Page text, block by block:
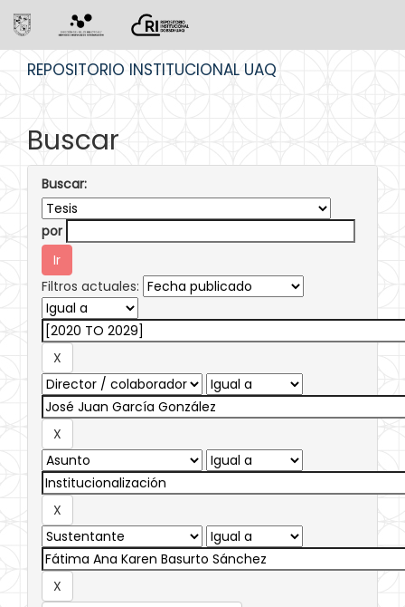
REPOSITORIO INSTITUCIONAL UAQ
Buscar
Buscar:
por
Filtros actuales: